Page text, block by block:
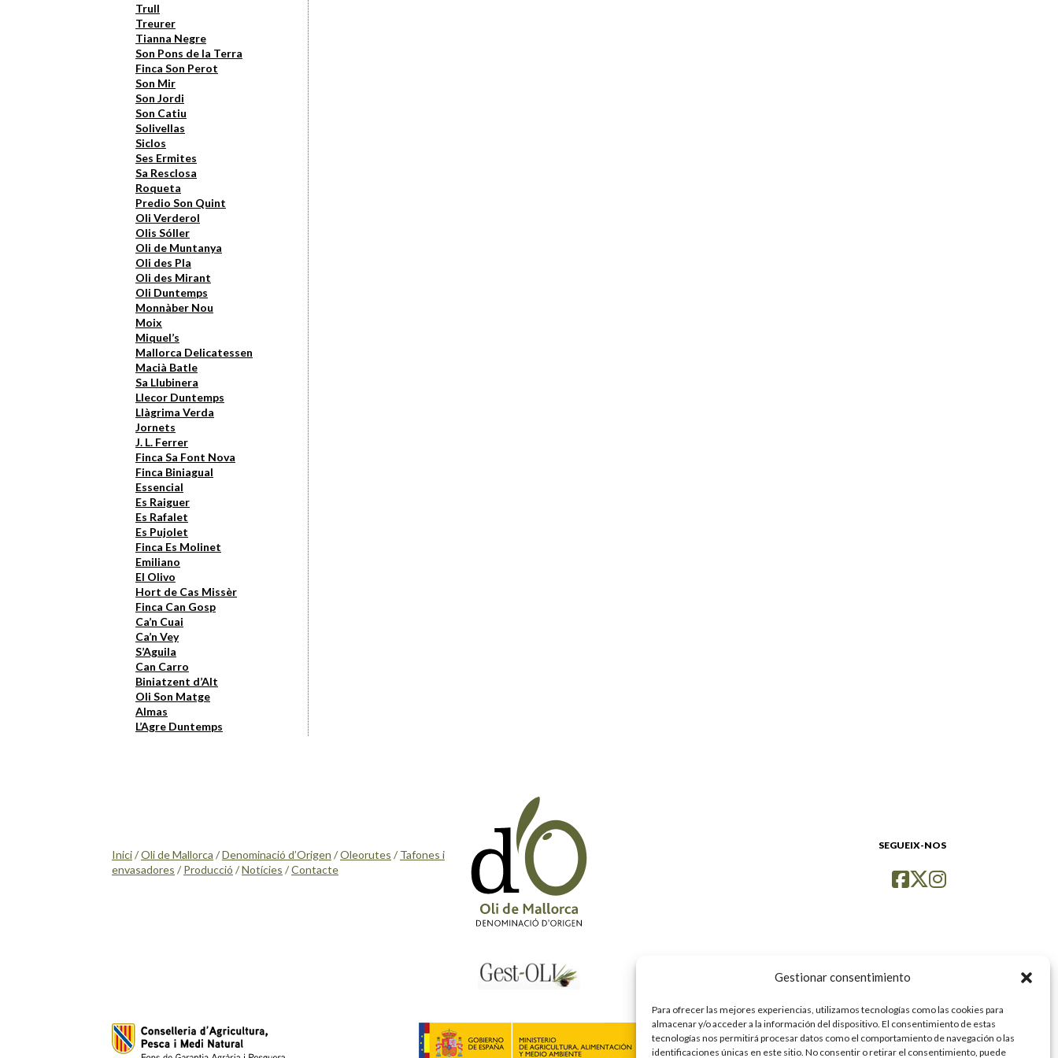
Gestionar consentimiento
Para ofrecer las mejores experiencias, utilizamos tecnologías como las cookies para
almacenar y/o acceder a la información del dispositivo. El consentimiento de estas
tecnologías nos permitirá procesar datos como el comportamiento de navegación o las
identificaciones únicas en este sitio. No consentir o retirar el consentimiento, puede
Trull
Treurer
Tianna Negre
Son Pons de la Terra
Finca Son Perot
Son Mir
Son Jordi
Son Catiu
Solivellas
Siclos
Ses Ermites
Sa Resclosa
Roqueta
Predio Son Quint
Oli Verderol
Olis Sóller
Oli de Muntanya
Oli des Pla
Oli des Mirant
Oli Duntemps
Monnàber Nou
Moix
Miquel’s
Mallorca Delicatessen
Macià Batle
Sa Llubinera
Llecor Duntemps
Llàgrima Verda
Jornets
J. L. Ferrer
Finca Sa Font Nova
Finca Biniagual
Essencial
Es Raiguer
Es Rafalet
Es Pujolet
Finca Es Molinet
Emiliano
El Olivo
Hort de Cas Missèr
Finca Can Gosp
Ca’n Cuai
Ca’n Vey
S’Aguila
Can Carro
Biniatzent d’Alt
Oli Son Matge
Almas
L’Agre Duntemps
Inici/Oli de Mallorca /Denominació d’Origen /Oleorutes / Tafones i
envasadores / Producció /Notícies /Contacte
SEGUEIX-NOS